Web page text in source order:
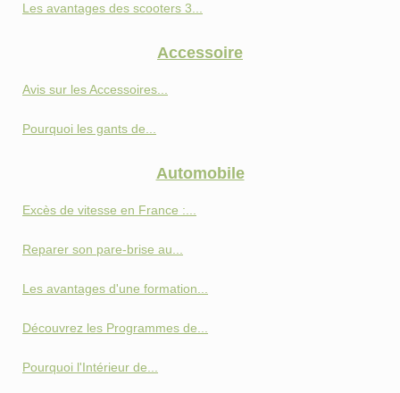
Les avantages des scooters 3...
Accessoire
Avis sur les Accessoires...
Pourquoi les gants de...
Automobile
Excès de vitesse en France :...
Reparer son pare-brise au...
Les avantages d'une formation...
Découvrez les Programmes de...
Pourquoi l'Intérieur de...